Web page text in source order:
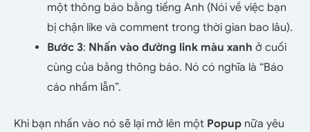
một thông báo bằng tiếng Anh (Nói về việc bạn
bị chặn like và comment trong thời gian bao lâu).
Bước 3: Nhấn vào đường link màu xanh ở cuối
cùng của bảng thông báo. Nó có nghĩa là “Báo
cáo nhầm lẫn”.
Khi bạn nhấn vào nó sẽ lại mở lên một Popup nữa yêu